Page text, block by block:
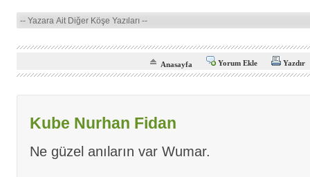
Anasayfa Yorum Ekle Yazdır
Kube Nurhan Fidan
Ne güzel anıların var Wumar.